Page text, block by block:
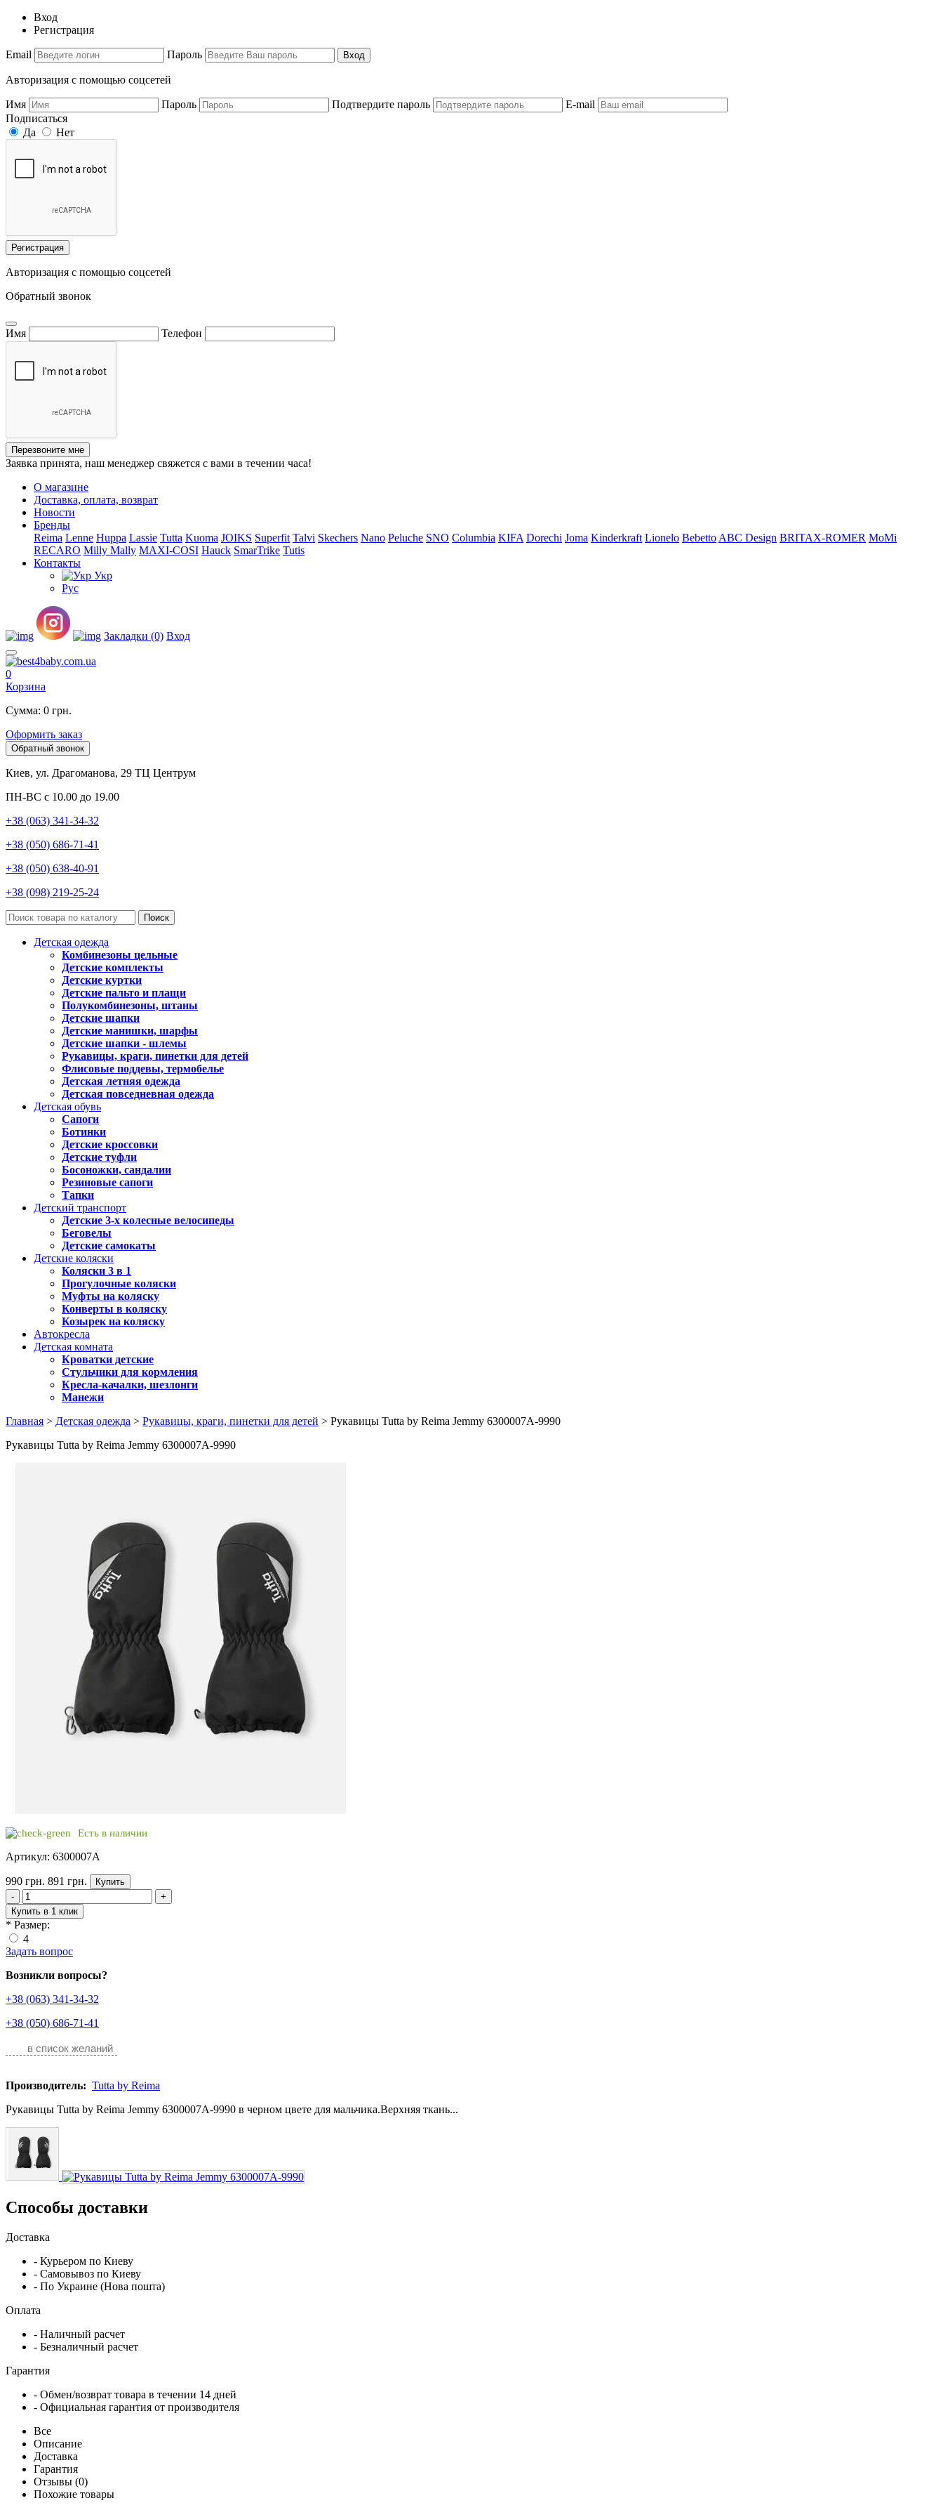
Вход
Регистрация
Email Пароль Вход
Авторизация с помощью соцсетей
Имя Пароль Подтвердите пароль
E-mail
Подписаться
Да
Нет
Регистрация
Авторизация с помощью соцсетей
Обратный звонок
Имя Телефон
Перезвоните мне
Заявка принята, наш менеджер свяжется с вами в течении часа!
О магазине
Доставка, оплата, возврат
Новости
Бренды
Reima Lenne Huppa Lassie Tutta Kuoma JOIKS Superfit Talvi Skechers Nano Peluche SNO Columbia KIFA Dorechi Joma Kinderkraft Lionelo Bebetto ABC Design BRITAX-ROMER MoMi
RECARO Milly Mally MAXI-COSI Hauck SmarTrike Tutis
Контакты
Укр
Рус
Закладки (0) Вход
0
Корзина
Сумма: 0 грн.
Оформить заказ
Обратный звонок
Киев, ул. Драгоманова, 29 ТЦ Центрум
ПН-ВС с 10.00 до 19.00
+38 (063) 341-34-32
+38 (050) 686-71-41
+38 (050) 638-40-91
+38 (098) 219-25-24
Поиск
Детская одежда
Комбинезоны цельные
Детские комплекты
Детские куртки
Детские пальто и плащи
Полукомбинезоны, штаны
Детские шапки
Детские манишки, шарфы
Детские шапки - шлемы
Рукавицы, краги, пинетки для детей
Флисовые поддевы, термобелье
Детская летняя одежда
Детская повседневная одежда
Детская обувь
Сапоги
Ботинки
Детские кроссовки
Детские туфли
Босоножки, сандалии
Резиновые сапоги
Тапки
Детский транспорт
Детские 3-х колесные велосипеды
Беговелы
Детские самокаты
Детские коляски
Коляски 3 в 1
Прогулочные коляски
Муфты на коляску
Конверты в коляску
Козырек на коляску
Автокресла
Детская комната
Кроватки детские
Стульчики для кормления
Кресла-качалки, шезлонги
Манежи
Главная > Детская одежда > Рукавицы, краги, пинетки для детей > Рукавицы Tutta by Reima Jemmy 6300007A-9990
Рукавицы Tutta by Reima Jemmy 6300007A-9990
Есть в наличии
Артикул: 6300007A
990 грн. 891 грн.
Купить
-
+
Купить в 1 клик
* Размер:
4
Задать вопрос
Возникли вопросы?
+38 (063) 341-34-32
+38 (050) 686-71-41
в список желаний
Производитель: Tutta by Reima
Рукавицы Tutta by Reima Jemmy 6300007A-9990 в черном цвете для мальчика.Верхняя ткань...
Способы доставки
Доставка
- Курьером по Киеву
- Самовывоз по Киеву
- По Украине (Нова пошта)
Оплата
- Наличный расчет
- Безналичный расчет
Гарантия
- Обмен/возврат товара в течении 14 дней
- Официальная гарантия от производителя
Все
Описание
Доставка
Гарантия
Отзывы (0)
Похожие товары